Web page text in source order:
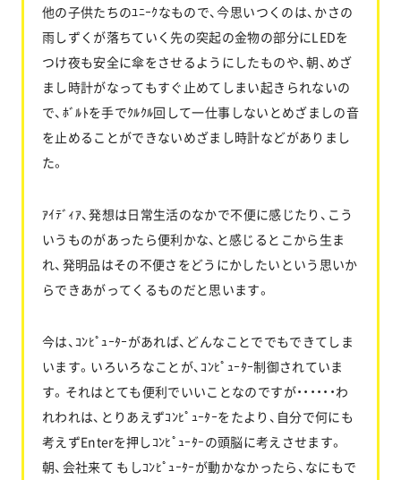
他の子供たちのﾕﾆｰｸなもので、今思いつくのは、かさの
雨しずくが落ちていく先の突起の金物の部分にLEDを
つけ夜も安全に傘をさせるようにしたものや、朝、めざ
まし時計がなってもすぐ止めてしまい起きられないの
で、ﾎﾞﾙﾄを手でｸﾙｸﾙ回して一仕事しないとめざましの音
を止めることができないめざまし時計などがありまし
た。
ｱｲﾃﾞｨｱ、発想は日常生活のなかで不便に感じたり、こう
いうものがあったら便利かな、と感じるとこから生ま
れ、発明品はその不便さをどうにかしたいという思いか
らできあがってくるものだと思います。
今は、ｺﾝﾋﾟｭｰﾀｰがあれば、どんなことででもできてしま
います。いろいろなことが、ｺﾝﾋﾟｭｰﾀｰ制御されていま
す。それはとても便利でいいことなのですが・・・・・・わ
れわれは、とりあえずｺﾝﾋﾟｭｰﾀｰをたより、自分で何にも
考えずEnterを押しｺﾝﾋﾟｭｰﾀｰの頭脳に考えさせます。
朝、会社来て もしｺﾝﾋﾟｭｰﾀｰが動かなかったら、なにもで